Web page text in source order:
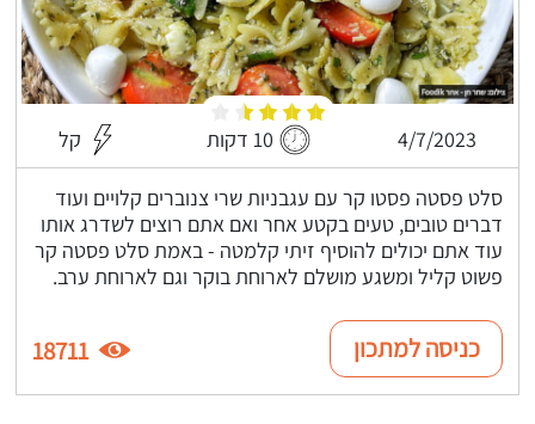
4/7/2023 10 דקות קל
סלט פסטה פסטו קר עם עגבניות שרי צנוברים קלויים ועוד
דברים טובים, טעים בקטע אחר ואם אתם רוצים לשדרג אותו
עוד אתם יכולים להוסיף זיתי קלמטה - באמת סלט פסטה קר
פשוט קליל ומשגע מושלם לארוחת בוקר וגם לארוחת ערב.
כניסה למתכון 18711